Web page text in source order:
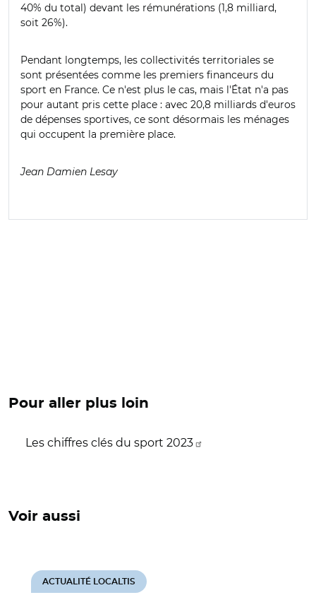
40% du total) devant les rémunérations (1,8 milliard,
soit 26%).
Pendant longtemps, les collectivités territoriales se
sont présentées comme les premiers financeurs du
sport en France. Ce n'est plus le cas, mais l'État n'a pas
pour autant pris cette place : avec 20,8 milliards d'euros
de dépenses sportives, ce sont désormais les ménages
qui occupent la première place.
Jean Damien Lesay
Pour aller plus loin
Les chiffres clés du sport 2023
Voir aussi
ACTUALITÉ LOCALTIS